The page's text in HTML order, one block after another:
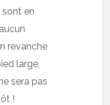
sont en
revanche
large,
sera pas
!